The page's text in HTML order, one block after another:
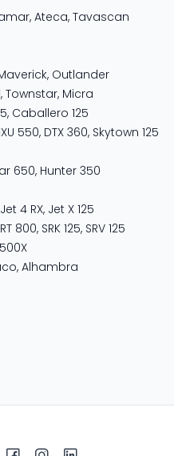
, Ateca, Tavascan
, Outlander
, Townstar, Micra
, Caballero 125
550, DTX 360, Skytown 125
650, Hunter 350
Jet 4 RX, Jet X 125
800, SRK 125, SRV 125
500X
, Alhambra